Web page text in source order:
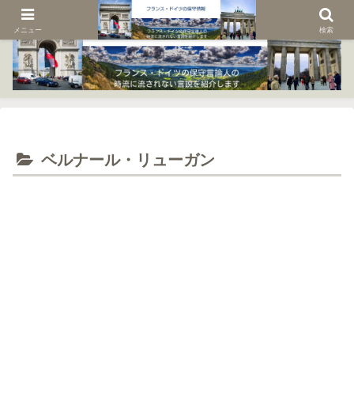
ベルナール・リューガン
メニュー 検索